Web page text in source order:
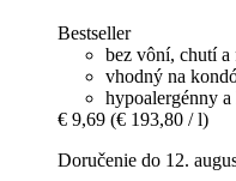
Bestseller
bez vôní, chutí a
vhodný na
hypoalergénny
€ 9,69 (€ 193,80 / l)
Doručenie do 12.